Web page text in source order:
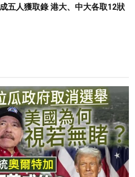
五人獲取錄 港大、中大各取12狀